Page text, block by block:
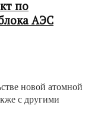
по
АЭС
новой атомной
с другими